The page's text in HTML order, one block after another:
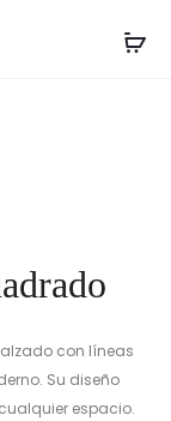
COJÍN
COJÍN
con líneas
Su diseño
espacio.